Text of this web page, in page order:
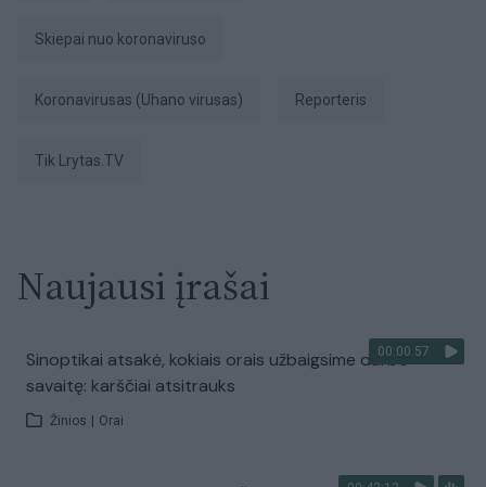
Skiepai nuo koronaviruso
koronavirusas (Uhano virusas) Reporteris
tik Lrytas.TV
Naujausi įrašai
00:00:57
Sinoptikai atsakė, kokiais orais užbaigsime darbo
savaitę: karščiai atsitrauks
Žinios Orai